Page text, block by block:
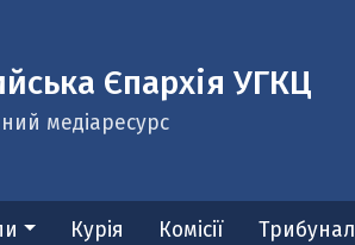
Єпархія УГКЦ
медіаресурс
Курія Комісії Трибунал